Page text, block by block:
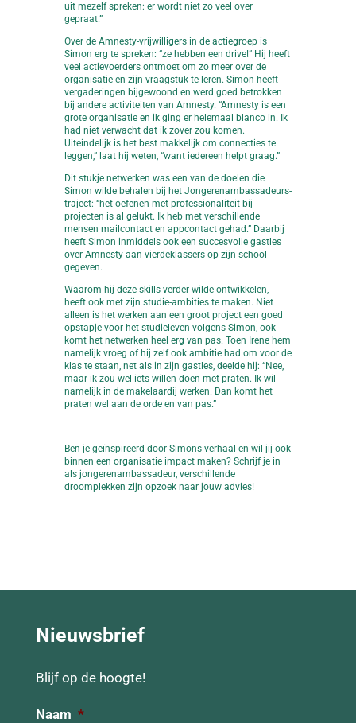
uit mezelf spreken: er wordt niet zo veel over
gepraat.”
Over de Amnesty-vrijwilligers in de actiegroep is
Simon erg te spreken: “ze hebben een drive!” Hij heeft
veel actievoerders ontmoet om zo meer over de
organisatie en zijn vraagstuk te leren. Simon heeft
vergaderingen bijgewoond en werd goed betrokken
bij andere activiteiten van Amnesty. “Amnesty is een
grote organisatie en ik ging er helemaal blanco in. Ik
had niet verwacht dat ik zover zou komen.
Uiteindelijk is het best makkelijk om connecties te
leggen,” laat hij weten, “want iedereen helpt graag.”
Dit stukje netwerken was een van de doelen die
Simon wilde behalen bij het Jongerenambassadeurs-
traject: “het oefenen met professionaliteit bij
projecten is al gelukt. Ik heb met verschillende
mensen mailcontact en appcontact gehad.” Daarbij
heeft Simon inmiddels ook een succesvolle gastles
over Amnesty aan vierdeklassers op zijn school
gegeven.
Waarom hij deze skills verder wilde ontwikkelen,
heeft ook met zijn studie-ambities te maken. Niet
alleen is het werken aan een groot project een goed
opstapje voor het studieleven volgens Simon, ook
komt het netwerken heel erg van pas. Toen Irene hem
namelijk vroeg of hij zelf ook ambitie had om voor de
klas te staan, net als in zijn gastles, deelde hij: “Nee,
maar ik zou wel iets willen doen met praten. Ik wil
namelijk in de makelaardij werken. Dan komt het
praten wel aan de orde en van pas.”
Ben je geïnspireerd door Simons verhaal en wil jij ook
binnen een organisatie impact maken? Schrijf je in
als jongerenambassadeur, verschillende
droomplekken zijn opzoek naar jouw advies!
Nieuwsbrief
Blijf op de hoogte!
Naam *